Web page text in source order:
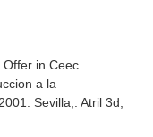
Offer in Ceec
a la
Sevilla,. Atril 3d,